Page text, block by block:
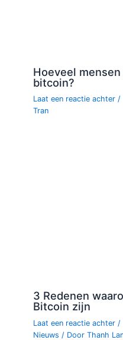
Hoeveel
bitcoin?
Laat een reactie achter /
Tran
3 Redenen
Bitcoin zijn
Laat een reactie achter /
Nieuws / DoorThanh